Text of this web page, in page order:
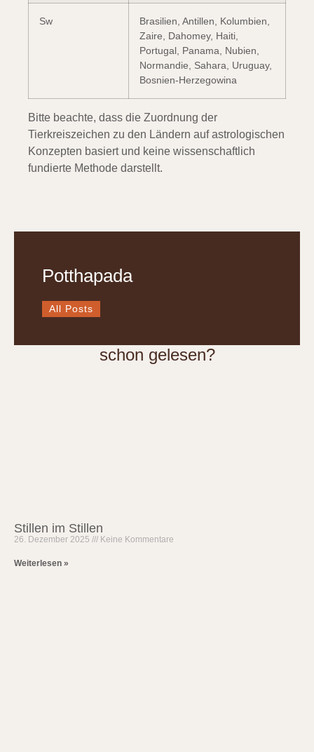
Sw
Brasilien, Antillen, Kolumbien,
Zaire, Dahomey, Haiti,
Portugal, Panama, Nubien,
Normandie, Sahara, Uruguay,
Bosnien-Herzegowina
Bitte beachte, dass die Zuordnung der
Tierkreiszeichen zu den Ländern auf astrologischen
Konzepten basiert und keine wissenschaftlich
fundierte Methode darstellt.
Potthapada
All Posts
schon gelesen?
Stillen im Stillen
26. Dezember 2025 Keine Kommentare
Weiterlesen »